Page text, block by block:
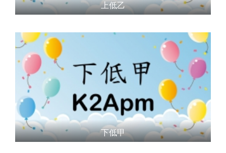
上低乙
下低甲